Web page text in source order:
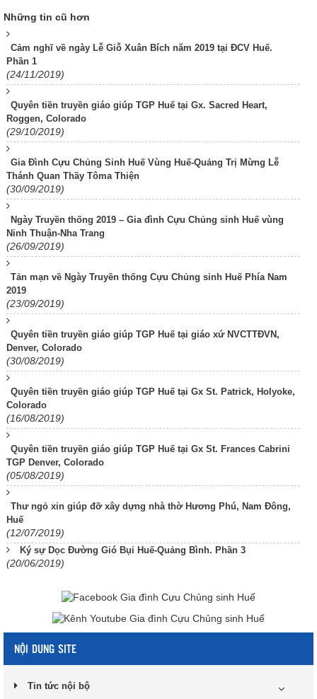
Những tin cũ hơn
Cảm nghĩ về ngày Lễ Giỗ Xuân Bích năm 2019 tại ĐCV Huế.
Phần 1
(24/11/2019)
Quyên tiền truyền giáo giúp TGP Huế tại Gx. Sacred Heart,
Roggen, Colorado
(29/10/2019)
Gia Đình Cựu Chủng Sinh Huế Vùng Huế-Quảng Trị Mừng Lễ
Thánh Quan Thầy Tôma Thiện
(30/09/2019)
Ngày Truyền thống 2019 – Gia đình Cựu Chủng sinh Huế vùng
Ninh Thuận-Nha Trang
(26/09/2019)
Tản mạn về Ngày Truyền thống Cựu Chủng sinh Huế Phía Nam
2019
(23/09/2019)
Quyên tiền truyền giáo giúp TGP Huế tại giáo xứ NVCTTĐVN,
Denver, Colorado
(30/08/2019)
Quyên tiền truyền giáo giúp TGP Huế tại Gx St. Patrick, Holyoke,
Colorado
(16/08/2019)
Quyên tiền truyền giáo giúp TGP Huế tại Gx St. Frances Cabrini
TGP Denver, Colorado
(05/08/2019)
Thư ngỏ xin giúp đỡ xây dựng nhà thờ Hương Phú, Nam Đông,
Huế
(12/07/2019)
Ký sự Dọc Đường Gió Bụi Huế-Quảng Bình. Phần 3
(20/06/2019)
NỘI DUNG SITE
Tin tức nội bộ